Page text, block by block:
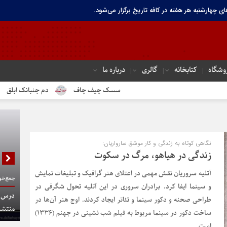
چهارشنبه هر هفته در کافه تاریخ برگزار می‌شود.
کتابخانه گالری درباره ما
سسک چیف چاف دم جنبانک ابلق
نگاهی کوتاه به زندگی و کار موشق سارواریان:
زندگی در هیاهو، مرگ در سکوت
آتلیه سروریان نقش مهمی در اعتلای هنر گرافیک و تبلیغات نمایش
و سینما ایفا کرد. برادران سروری در این آتلیه تحول شگرفی در
طراحی صحنه و دکور سینما و تئاتر ایجاد کردند. اوج هنر آن‌ها در
ساخت دکور در سینما مربوط به فیلم شب نشینی در جهنم (۱۳۳۶)
درس